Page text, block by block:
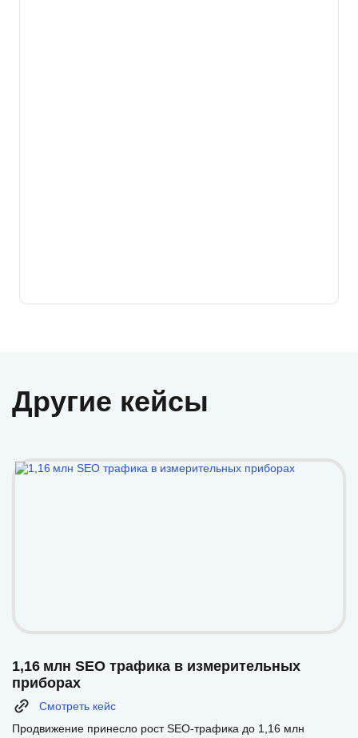
Другие кейсы
1,16 млн SEO трафика в измерительных
приборах
Смотреть кейс
Продвижение принесло рост SEO-трафика до 1,16 млн